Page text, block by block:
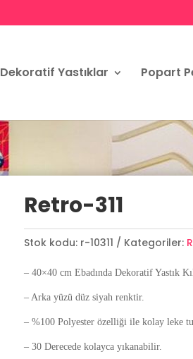
Dekoratif Yastıklar Popart
Retro-311
Stok kodu: r-10311 Kategoriler:
– 40×40 cm Ebadında Dekoratif Yastık
– Arka yüzü düz siyah renktir.
– %100 Polyester özelliği ile kolay leke
– 30 Derecede kolayca yıkanabilir.